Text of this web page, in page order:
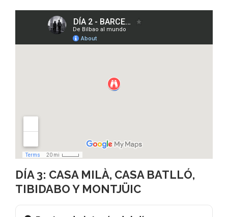
DÍA 3: CASA MILÀ, CASA BATLLÓ,
TIBIDABO Y MONTJÜIC